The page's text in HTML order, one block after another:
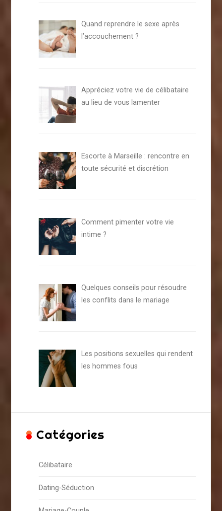
Quand reprendre le sexe après
l’accouchement ?
Appréciez votre vie de célibataire
au lieu de vous lamenter
Escorte à Marseille : rencontre en
toute sécurité et discrétion
Comment pimenter votre vie
intime ?
Quelques conseils pour résoudre
les conflits dans le mariage
Les positions sexuelles qui rendent
les hommes fous
Catégories
Célibataire
Dating-Séduction